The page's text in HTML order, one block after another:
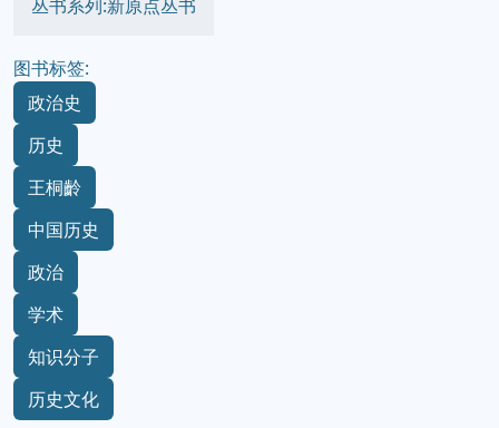
丛书系列:新原点丛书
图书标签:
政治史
历史
王桐齡
中国历史
政治
学术
知识分子
历史文化